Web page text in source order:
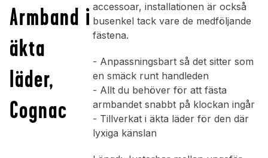
Armband i
äkta
läder,
Cognac
accessoar, installationen är också
busenkel tack vare de medföljande
fästena.
- Anpassningsbart så det sitter som
en smäck runt handleden
- Allt du behöver för att fästa
armbandet snabbt på klockan ingår
- Tillverkat i äkta läder för den där
lyxiga känslan